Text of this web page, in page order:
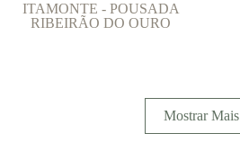
ITAMONTE - POUSADA
RIBEIRÃO DO OURO
Mostrar Mais